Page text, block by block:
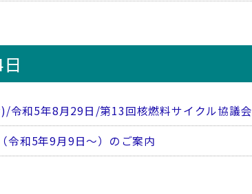
令和5年8月29日/第13回核燃料サイクル協議会
令和5年9月9日～）のご案内